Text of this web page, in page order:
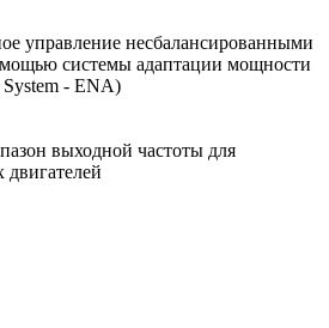
управление несбалансированными
системы адаптации мощности
- ENA)
выходной частоты для
двигателей